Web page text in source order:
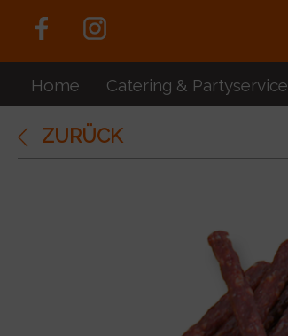
Home Catering & Partyservice
ZURÜCK